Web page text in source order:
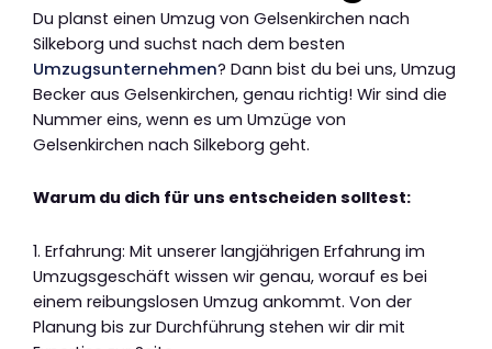
Du planst einen Umzug von Gelsenkirchen nach
Silkeborg und suchst nach dem besten
Umzugsunternehmen? Dann bist du bei uns, Umzug
Becker aus Gelsenkirchen, genau richtig! Wir sind die
Nummer eins, wenn es um Umzüge von
Gelsenkirchen nach Silkeborg geht.
Warum du dich für uns entscheiden solltest:
1. Erfahrung: Mit unserer langjährigen Erfahrung im
Umzugsgeschäft wissen wir genau, worauf es bei
einem reibungslosen Umzug ankommt. Von der
Planung bis zur Durchführung stehen wir dir mit